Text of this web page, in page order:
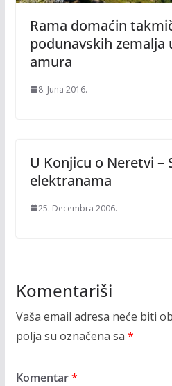
Rama domaćin
podunavskih zemalja
amura
8. Juna 2016.
U Konjicu o Neretvi –
elektranama
25. Decembra 2006.
Komentariši
Vaša email adresa neće biti
polja su označena sa *
Komentar*